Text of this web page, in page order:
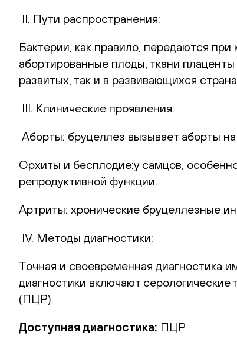
II. Пути распространения:
Бактерии, как правило, передаются
абортированные плоды, ткани
развитых, так и в развивающихся
III. Клинические проявления:
Аборты: бруцеллез вызывает аборты
Орхиты и бесплодие:у самцов,
репродуктивной функции.
Артриты: хронические бруцеллезные
IV. Методы диагностики:
Точная и своевременная диагностика
диагностики включают
(ПЦР).
Доступная диагностика: ПЦР